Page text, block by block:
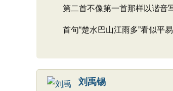
第二首不像第一首那样以谐音写
首句“楚水巴山江雨多”看似平易
刘禹锡